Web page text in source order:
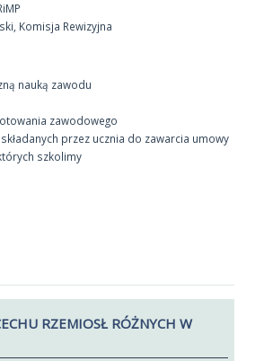
Komisja Rewizyjna
nauką zawodu
zawodowego
przez ucznia do zawarcia umowy
szkolimy
RZEMIOSŁ RÓŻNYCH W